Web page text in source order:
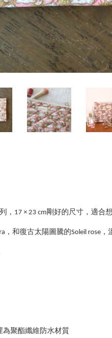
，17 × 23 cm剛好的尺寸，適合
，和復古太陽圖騰的Soleil rose，
為聚酯纖維防水材質